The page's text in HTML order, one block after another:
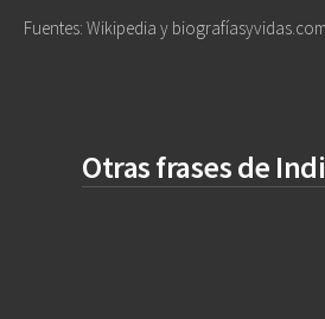
Fuentes: Wikipedia y biografíasyvidas.com
Otras frases de